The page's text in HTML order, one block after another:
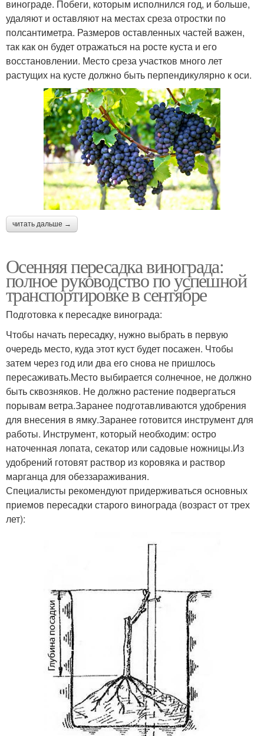
винограде. Побеги, которым исполнился год, и больше,
удаляют и оставляют на местах среза отростки по
полсантиметра. Размеров оставленных частей важен,
так как он будет отражаться на росте куста и его
восстановлении. Место среза участков много лет
растущих на кусте должно быть перпендикулярно к оси.
читать дальше →
Осенняя пересадка винограда:
полное руководство по успешной
транспортировке в сентябре
Подготовка к пересадке винограда:
Чтобы начать пересадку, нужно выбрать в первую
очередь место, куда этот куст будет посажен. Чтобы
затем через год или два его снова не пришлось
пересаживать.Место выбирается солнечное, не должно
быть сквозняков. Не должно растение подвергаться
порывам ветра.Заранее подготавливаются удобрения
для внесения в ямку.Заранее готовится инструмент для
работы. Инструмент, который необходим: остро
наточенная лопата, секатор или садовые ножницы.Из
удобрений готовят раствор из коровяка и раствор
марганца для обеззараживания.
Специалисты рекомендуют придерживаться основных
приемов пересадки старого винограда (возраст от трех
лет):